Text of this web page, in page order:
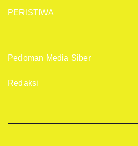
PERISTIWA
Pedoman Media Siber
Redaksi